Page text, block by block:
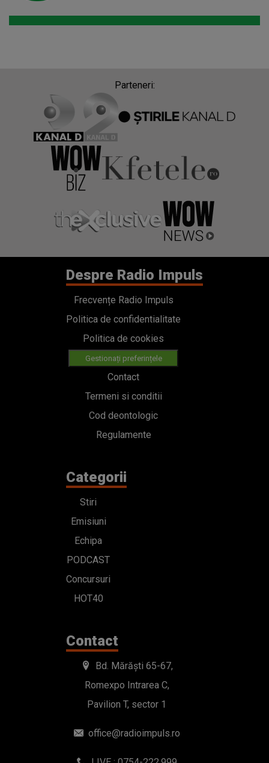
Parteneri:
Despre Radio Impuls
Frecvențe Radio Impuls
Politica de confidentialitate
Politica de cookies
Gestionați preferințele
Contact
Termeni si conditii
Cod deontologic
Regulamente
Categorii
Stiri
Emisiuni
Echipa
PODCAST
Concursuri
HOT40
Contact
Bd. Mărăști 65-67,
Romexpo Intrarea C,
Pavilion T, sector 1
office@radioimpuls.ro